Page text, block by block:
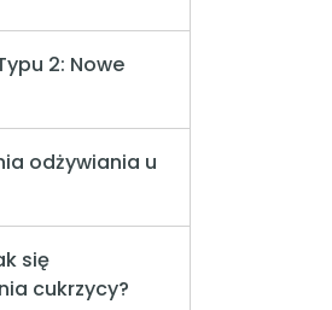
2: Nowe
odżywiania u
się
cukrzycy?